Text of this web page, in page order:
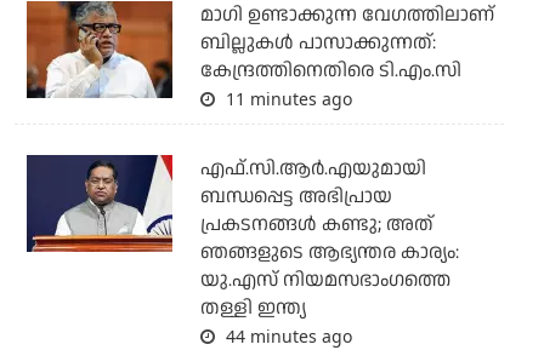
മാഗി ഉണ്ടാക്കുന്ന വേഗത്തിലാണ്
ബില്ലുകള്‍ പാസാക്കുന്നത്:
കേന്ദ്രത്തിനെതിരെ ടി.എം.സി
11 minutes ago
എഫ്.സി.ആര്‍.എയുമായി
ബന്ധപ്പെട്ട അഭിപ്രായ
പ്രകടനങ്ങള്‍ കണ്ടു; അത്
ഞങ്ങളുടെ ആഭ്യന്തര കാര്യം:
യു.എസ് നിയമസഭാംഗത്തെ
തള്ളി ഇന്ത്യ
44 minutes ago